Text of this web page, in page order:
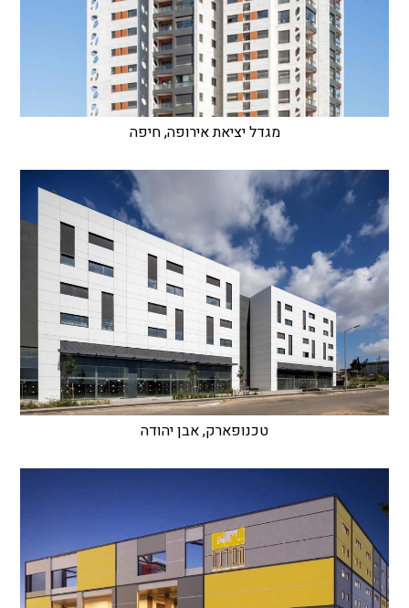
מגדל יציאת אירופה, חיפה
טכנופארק, אבן יהודה